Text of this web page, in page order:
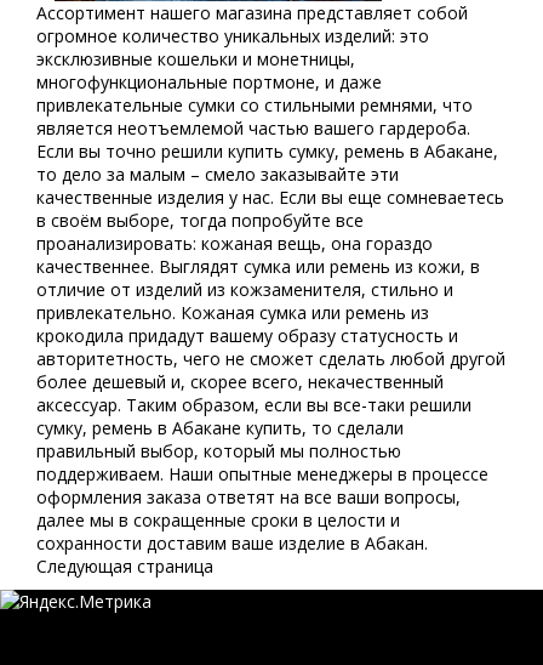
Ассортимент нашего магазина представляет собой
огромное количество уникальных изделий: это
эксклюзивные кошельки и монетницы,
многофункциональные портмоне, и даже
привлекательные сумки со стильными ремнями, что
является неотъемлемой частью вашего гардероба.
Если вы точно решили купить сумку, ремень в Абакане,
то дело за малым – смело заказывайте эти
качественные изделия у нас. Если вы еще сомневаетесь
в своём выборе, тогда попробуйте все
проанализировать: кожаная вещь, она гораздо
качественнее. Выглядят сумка или ремень из кожи, в
отличие от изделий из кожзаменителя, стильно и
привлекательно. Кожаная сумка или ремень из
крокодила придадут вашему образу статусность и
авторитетность, чего не сможет сделать любой другой
более дешевый и, скорее всего, некачественный
аксессуар. Таким образом, если вы все-таки решили
сумку, ремень в Абакане купить, то сделали
правильный выбор, который мы полностью
поддерживаем. Наши опытные менеджеры в процессе
оформления заказа ответят на все ваши вопросы,
далее мы в сокращенные сроки в целости и
сохранности доставим ваше изделие в Абакан.
Следующая страница